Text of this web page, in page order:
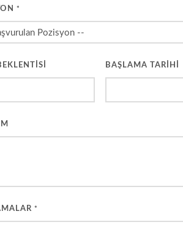
*
BAŞLAMA TARİHİ
*